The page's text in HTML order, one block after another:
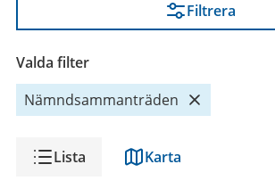
Filtrera
Valda filter
Nämndsammanträden
VisningLista Karta